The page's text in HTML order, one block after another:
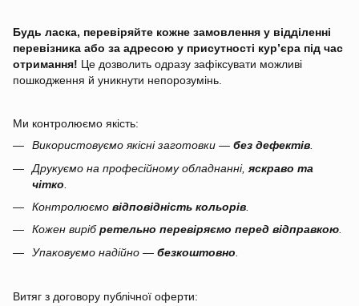
Будь ласка, перевіряйте кожне замовлення у відділенні
перевізника або за адресою у присутності кур’єра під час
отримання! Це дозволить одразу зафіксувати можливі
пошкодження й уникнути непорозумінь.
Ми контролюємо якість:
Використовуємо якісні заготовки — без дефектів
Друкуємо на професійному обладнанні, яскраво та
чітко
Контролюємо відповідність кольорів
Кожен вирібретельно перевіряємо перед відправкою.
Упаковуємо надійно — безкоштовно
Витяг з договору публічної оферти: